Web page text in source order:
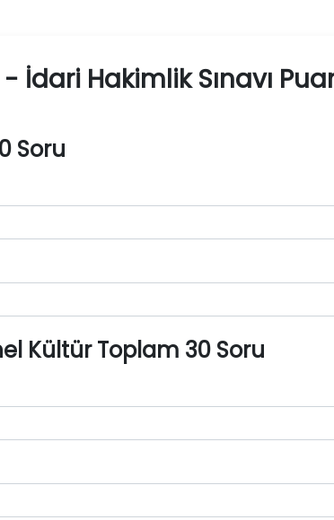
İdari Hakimlik Sınavı
Soru
Kültür Toplam 30 Soru